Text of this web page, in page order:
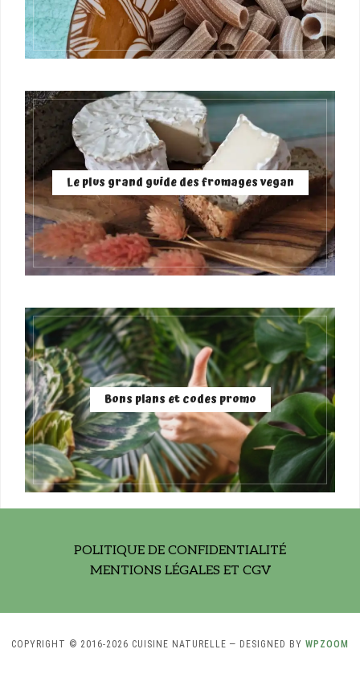
Le plus grand guide des fromages vegan
Bons plans et codes promo
POLITIQUE DE CONFIDENTIALITÉ
MENTIONS LÉGALES ET CGV
COPYRIGHT © 2016-2026 CUISINE NATURELLE — DESIGNED BY WPZOOM